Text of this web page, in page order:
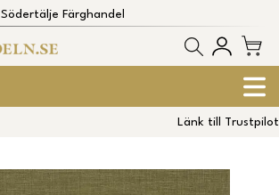
Södertälje Färghandel
Länk till Trustpilot